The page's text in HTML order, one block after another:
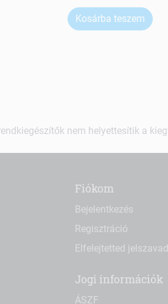
Kosárba teszem
nem helyettesítik a
Fiókom
Bejelentkezés
Regisztráció
Elfelejtetted
Jogi információk
ÁSZF